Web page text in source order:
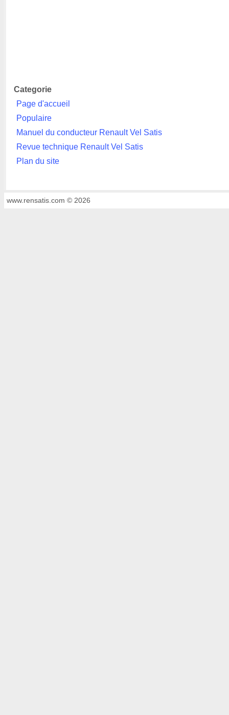
Categorie
Page d'accueil
Populaire
Manuel du conducteur Renault Vel Satis
Revue technique Renault Vel Satis
Plan du site
www.rensatis.com © 2026